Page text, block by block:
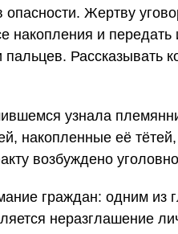
Жертву
накопления и
пальцев. Рассказывать
узнала
накопленные её тётей,
возбуждено
граждан: одним из
неразглашение